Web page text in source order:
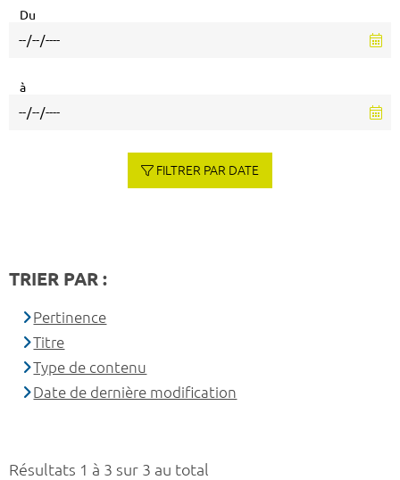
Résultats 1 à 3 sur 3 au total
Du
à
FILTRER PAR DATE
TRIER PAR :
Pertinence
Titre
Type de contenu
Date de dernière modification